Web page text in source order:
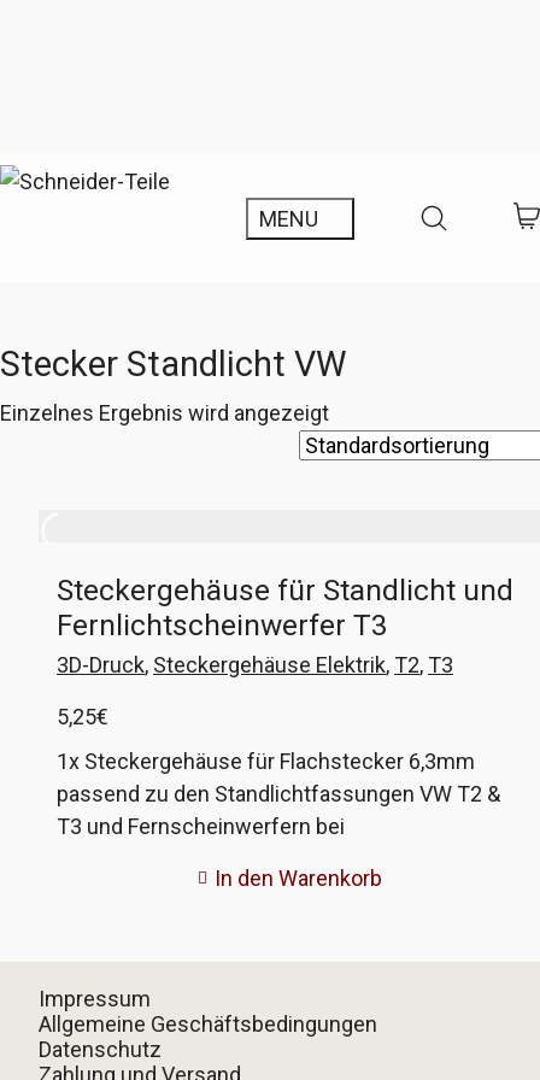
Stecker Standlicht VW
Einzelnes Ergebnis wird angezeigt
Steckergehäuse für Standlicht und
Fernlichtscheinwerfer T3
3D-Druck, Steckergehäuse Elektrik,T2,T3
5,25€
1x Steckergehäuse für Flachstecker 6,3mm
passend zu den Standlichtfassungen VW T2 &
T3 und Fernscheinwerfern bei
sitzt an allen T2 und T3 (und anderen VW mit
bei T3 mit Doppelscheinwerfer an den
Fernlichtscheinwerfern. Das Gehäuse wird aus
Nylon gedruckt, dem originalen Material. VW-
In den Warenkorb
Impressum
Allgemeine Geschäftsbedingungen
Datenschutz
Zahlung und Versand